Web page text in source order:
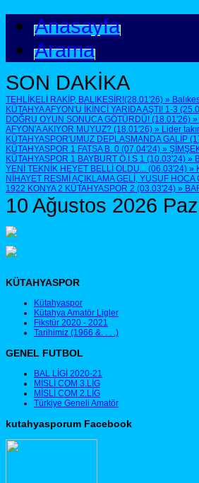
Anasayfa
Arama
SON DAKİKA
TEHLİKELİ RAKİP, BALIKESİR!(28.01'26) »
KÜTAHYA AFYON'U İKİNCİ YARIDA AŞTI! 1-3
DOĞRU OYUN SONUCA GÖTÜRDÜ! (18.01'26) »
AFYON'A AKIYOR MUYUZ? (18.01'26) » Lider
KÜTAHYASPOR'UMUZ DEPLASMANDA GALİP
KÜTAHYASPOR 1 FATSA B. 0 (07.04'24) »
KÜTAHYASPOR 1 BAYBURT Ö.İ.S 1 (10.03'24) »
YENİ TEKNİK HEYET BELLİ OLDU... (06.03'24) »
NİHAYET RESMİ AÇIKLAMA GELİ, YUSUF HOCA
1922 KONYA 2 KÜTAHYASPOR 2 (03.03'24) »
10 Ağustos 2026
KÜTAHYASPOR
Kütahyaspor
Kütahya Amatör Ligler
Fikstür 2020 - 2021
Tarihimiz (1966 &. . . .)
GENEL FUTBOL
BAL LİGİ 2020-21
MİSLİ COM 3.LİG
MİSLİ COM 2.LİG
Türkiye Geneli Amatör
kutahyasporum Facebook